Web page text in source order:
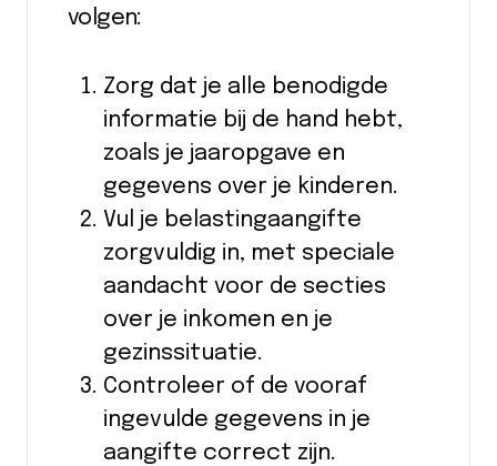
volgen:
Zorg dat je alle benodigde
informatie bij de hand hebt,
zoals je jaaropgave en
gegevens over je kinderen.
Vul je belastingaangifte
zorgvuldig in, met speciale
aandacht voor de secties
over je inkomen en je
gezinssituatie.
Controleer of de vooraf
ingevulde gegevens in je
aangifte correct zijn.